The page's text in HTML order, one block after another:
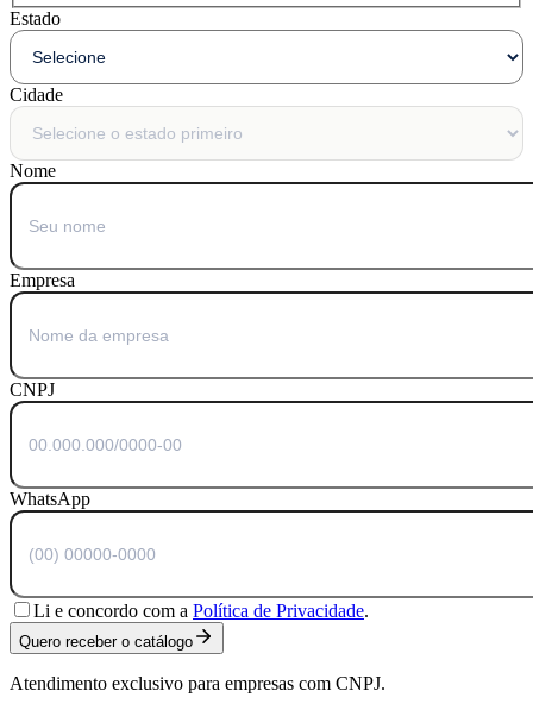
Estado
Cidade
Nome
Empresa
CNPJ
WhatsApp
Li e concordo com a Política de Privacidade.
Quero receber o catálogo
Atendimento exclusivo para empresas com CNPJ.